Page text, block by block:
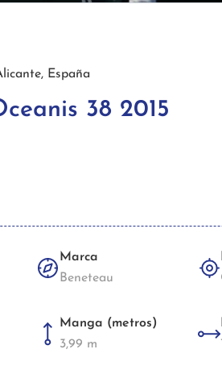
España
38 2015
Marca
Beneteau
Manga (metros)
3,99 m